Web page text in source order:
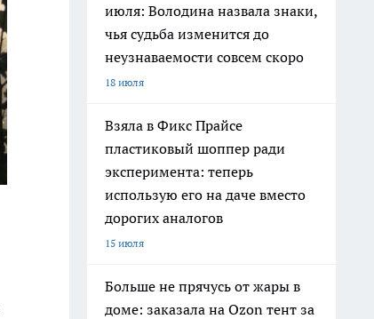
июля: Володина назвала знаки,
чья судьба изменится до
неузнаваемости совсем скоро
18 июля
Взяла в Фикс Прайсе
пластиковый шоппер ради
эксперимента: теперь
использую его на даче вместо
дорогих аналогов
15 июля
Больше не прячусь от жары в
доме: заказала на Ozon тент за